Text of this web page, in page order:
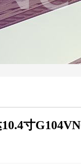
寸